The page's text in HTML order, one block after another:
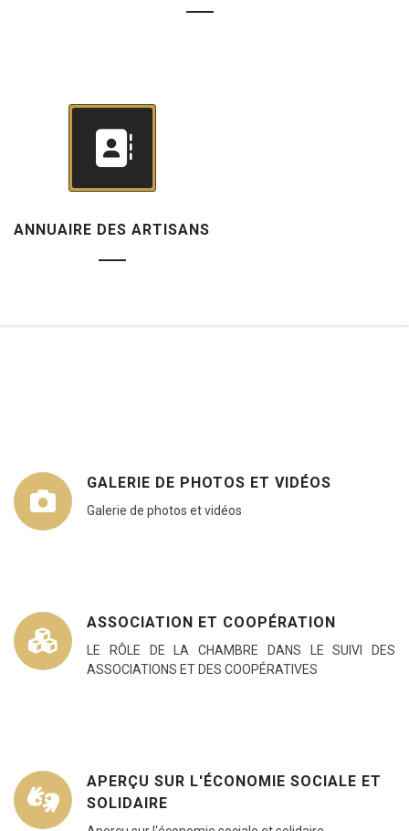
ANNUAIRE DES ARTISANS
GALERIE DE PHOTOS ET VIDÉOS
Galerie de photos et vidéos
ASSOCIATION ET COOPÉRATION
LE RÔLE DE LA CHAMBRE DANS LE SUIVI DES
ASSOCIATIONS ET DES COOPÉRATIVES
APERÇU SUR L'ÉCONOMIE SOCIALE ET
SOLIDAIRE